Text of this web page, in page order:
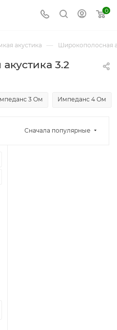
0
акустика — Широкополосная
3.2
3 Ом Импеданс 4 Ом
Сначала популярные